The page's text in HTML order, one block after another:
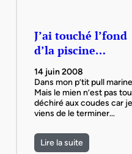
J’ai touché l’fond
d’la piscine…
14 juin 2008
Dans mon p’tit pull
Mais le mien n’est pas
déchiré aux coudes car je
viens de le terminer…
Lire la suite